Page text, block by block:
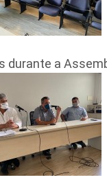
durante a